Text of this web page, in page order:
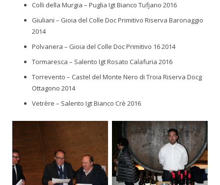
Colli della Murgia – Puglia Igt Bianco Tufjano 2016
Giuliani – Gioia del Colle Doc Primitivo Riserva Baronaggio
2014
Polvanera – Gioia del Colle Doc Primitivo 16 2014
Tormaresca – Salento Igt Rosato Calafuria 2016
Torrevento – Castel del Monte Nero di Troia Riserva Docg
Ottagono 2014
Vetrère – Salento Igt Bianco Crè 2016